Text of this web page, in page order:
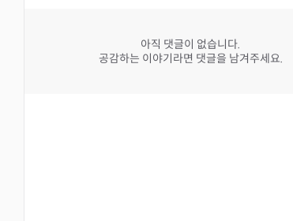
아직 댓글이 없습니다.
공감하는 이야기라면 댓글을 남겨주세요.